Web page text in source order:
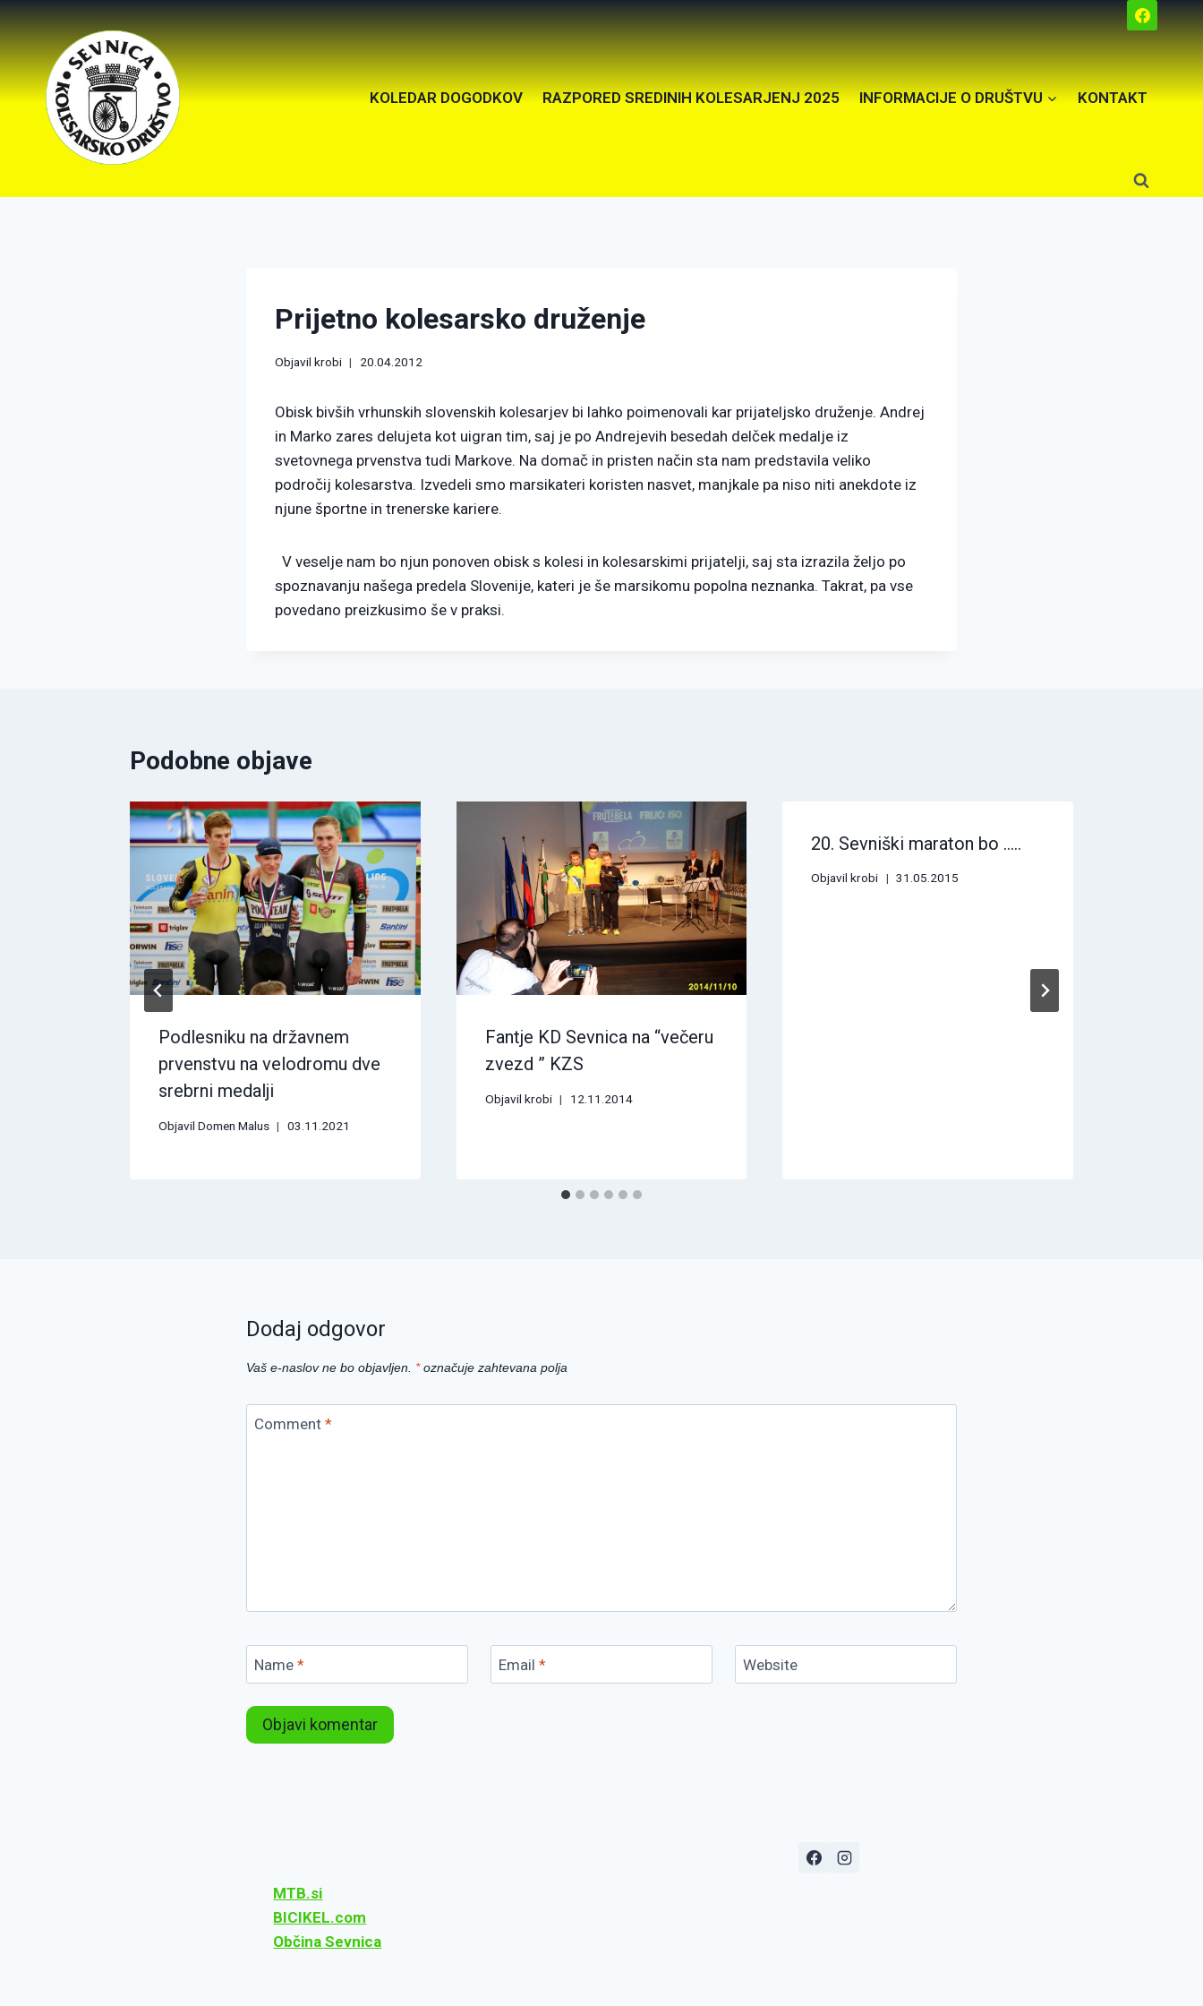
KOLEDAR DOGODKOV RAZPORED SREDINIH KOLESARJENJ 2025 INFORMACIJE O DRUŠTVU KONTAKT
Prijetno kolesarsko druženje
Objavil krobi 20.04.2012
Obisk bivših vrhunskih slovenskih kolesarjev bi lahko poimenovali kar prijateljsko druženje. Andrej
in Marko zares delujeta kot uigran tim, saj je po Andrejevih besedah delček medalje iz
svetovnega prvenstva tudi Markove. Na domač in pristen način sta nam predstavila veliko
področij kolesarstva. Izvedeli smo marsikateri koristen nasvet, manjkale pa niso niti anekdote iz
njune športne in trenerske kariere.
V veselje nam bo njun ponoven obisk s kolesi in kolesarskimi prijatelji, saj sta izrazila željo po
spoznavanju našega predela Slovenije, kateri je še marsikomu popolna neznanka. Takrat, pa vse
povedano preizkusimo še v praksi.
Podobne objave
Podlesniku na državnem
prvenstvu na velodromu dve
srebrni medalji
Objavil Domen Malus 03.11.2021
Fantje KD Sevnica na “večeru
zvezd ” KZS
Objavil krobi 12.11.2014
20. Sevniški maraton bo …..
Objavil krobi 31.05.2015
Dodaj odgovor
Vaš e-naslov ne bo objavljen. *označuje zahtevana polja
Comment *
Name * Email * Website
MTB.si
BICIKEL.com
Občina Sevnica